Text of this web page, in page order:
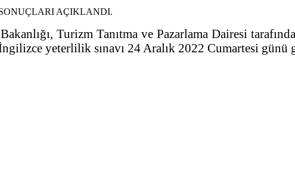
Turizm Tanıtma ve Pazarlama Dairesi
yeterlilik sınavı 24 Aralık 2022 Cumartesi